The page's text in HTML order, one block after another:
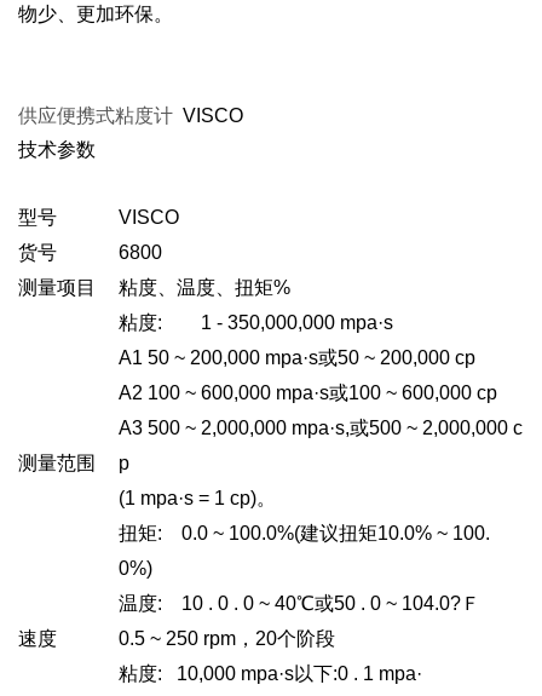
物少、更加环保。
供应便携式粘度计 VISCO
技术参数
型号
VISCO
货号
6800
测量项目
粘度、温度、扭矩%
测量范围
粘度: 1 - 350,000,000 mpa·s
A1 50 ~ 200,000 mpa·s或50 ~ 200,000 cp
A2 100 ~ 600,000 mpa·s或100 ~ 600,000 cp
A3 500 ~ 2,000,000 mpa·s,或500 ~ 2,000,000 c
p
(1 mpa·s = 1 cp)。
扭矩: 0.0 ~ 100.0%(建议扭矩10.0% ~ 100.
0%)
温度: 10 . 0 . 0 ~ 40℃或50 . 0 ~ 104.0?Ｆ
速度
0.5 ~ 250 rpm ，20个阶段
粘度: 10,000 mpa·s以下:0 . 1 mpa·